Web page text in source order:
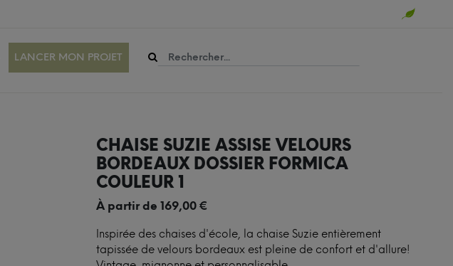
LANCER MON PROJET
CHAISE SUZIE ASSISE VELOURS
BORDEAUX DOSSIER FORMICA
COULEUR 1
À partir de 169,00€
Inspirée des chaises d'école, la chaise Suzie entièrement
tapissée de velours bordeaux est pleine de confort et d'allure!